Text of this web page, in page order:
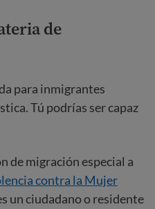
de
para inmigrantes
Tú podrías ser capaz
de migración especial a
contra la Mujer
un ciudadano o residente